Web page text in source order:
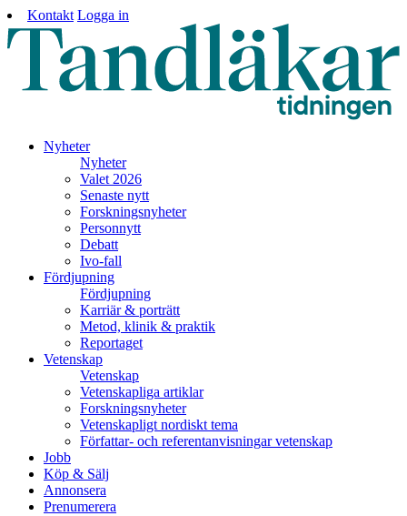
Kontakt Logga in
Nyheter
Nyheter
Valet 2026
Senaste nytt
Forskningsnyheter
Personnytt
Debatt
Ivo-fall
Fördjupning
Fördjupning
Karriär & porträtt
Metod, klinik & praktik
Reportaget
Vetenskap
Vetenskap
Vetenskapliga artiklar
Forskningsnyheter
Vetenskapligt nordiskt tema
Författar- och referentanvisningar vetenskap
Jobb
Köp & Sälj
Annonsera
Prenumerera